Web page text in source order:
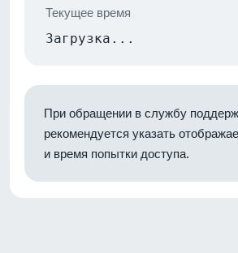
Текущее время
Загрузка...
При обращении в службу
рекомендуется указать
и время попытки доступа.